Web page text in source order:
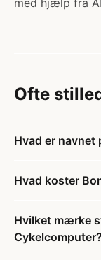
med hjælp fra
Ofte
Hvad er navnet
Hvad koster
Hvilket mærke
Cykelcomputer?